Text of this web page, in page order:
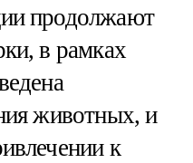
продолжают
в рамках
животных, и
к